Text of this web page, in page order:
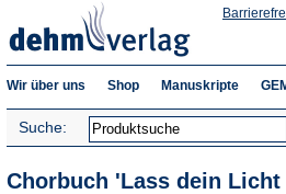
Wir über uns Shop Manuskripte
Suche:
Chorbuch 'Lass dein